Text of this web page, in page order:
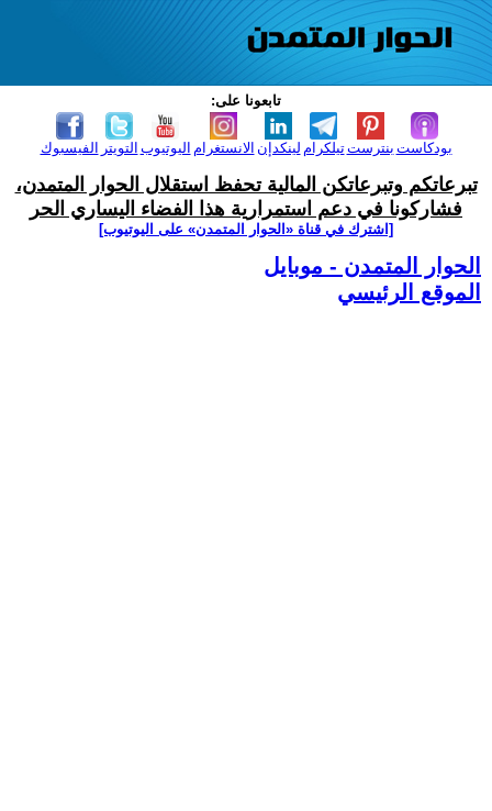
تابعونا على:
الفيسبوك التويتر اليوتيوب الانستغرام لينكدإن تيلكرامبنترست بودكاست
تبرعاتكم وتبرعاتكن المالية تحفظ استقلال الحوار المتمدن،
فشاركونا في دعم استمرارية هذا الفضاء اليساري الحر
[اشترك في قناة ‫«الحوار المتمدن» على اليوتيوب]
الحوار المتمدن - موبايل
الموقع الرئيسي